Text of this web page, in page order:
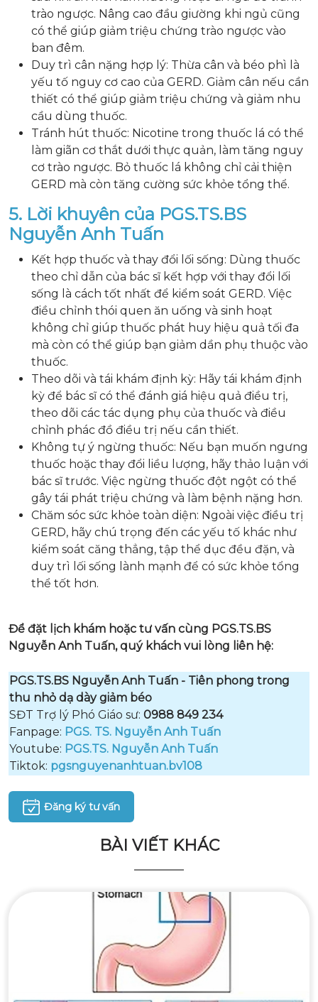
trào ngược. Nâng cao đầu giường khi ngủ cũng
có thể giúp giảm triệu chứng trào ngược vào
ban đêm.
Duy trì cân nặng hợp lý: Thừa cân và béo phì là
yếu tố nguy cơ cao của GERD. Giảm cân nếu cần
thiết có thể giúp giảm triệu chứng và giảm nhu
cầu dùng thuốc.
Tránh hút thuốc: Nicotine trong thuốc lá có thể
làm giãn cơ thắt dưới thực quản, làm tăng nguy
cơ trào ngược. Bỏ thuốc lá không chỉ cải thiện
GERD mà còn tăng cường sức khỏe tổng thể.
5. Lời khuyên của PGS.TS.BS
Nguyễn Anh Tuấn
Kết hợp thuốc và thay đổi lối sống: Dùng thuốc
theo chỉ dẫn của bác sĩ kết hợp với thay đổi lối
sống là cách tốt nhất để kiểm soát GERD. Việc
điều chỉnh thói quen ăn uống và sinh hoạt
không chỉ giúp thuốc phát huy hiệu quả tối đa
mà còn có thể giúp bạn giảm dần phụ thuộc vào
thuốc.
Theo dõi và tái khám định kỳ: Hãy tái khám định
kỳ để bác sĩ có thể đánh giá hiệu quả điều trị,
theo dõi các tác dụng phụ của thuốc và điều
chỉnh phác đồ điều trị nếu cần thiết.
Không tự ý ngừng thuốc: Nếu bạn muốn ngưng
thuốc hoặc thay đổi liều lượng, hãy thảo luận với
bác sĩ trước. Việc ngừng thuốc đột ngột có thể
gây tái phát triệu chứng và làm bệnh nặng hơn.
Chăm sóc sức khỏe toàn diện: Ngoài việc điều trị
GERD, hãy chú trọng đến các yếu tố khác như
kiểm soát căng thẳng, tập thể dục đều đặn, và
duy trì lối sống lành mạnh để có sức khỏe tổng
thể tốt hơn.
Để đặt lịch khám hoặc tư vấn cùng PGS.TS.BS
Nguyễn Anh Tuấn, quý khách vui lòng liên hệ:
PGS.TS.BS Nguyễn Anh Tuấn - Tiên phong trong
thu nhỏ dạ dày giảm béo
SĐT Trợ lý Phó Giáo sư: 0988 849 234
Fanpage: PGS. TS. Nguyễn Anh Tuấn
Youtube: PGS.TS. Nguyễn Anh Tuấn
Tiktok: pgsnguyenanhtuan.bv108
Đăng ký tư vấn
BÀI VIẾT KHÁC